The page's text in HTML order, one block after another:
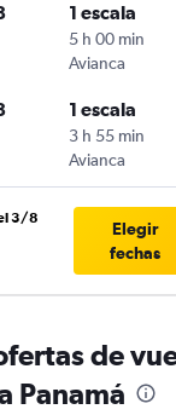
1 escala
5 h 00 min
Avianca
1 escala
3 h 55 min
Avianca
3/8
Elegir
fechas
de
Panamá